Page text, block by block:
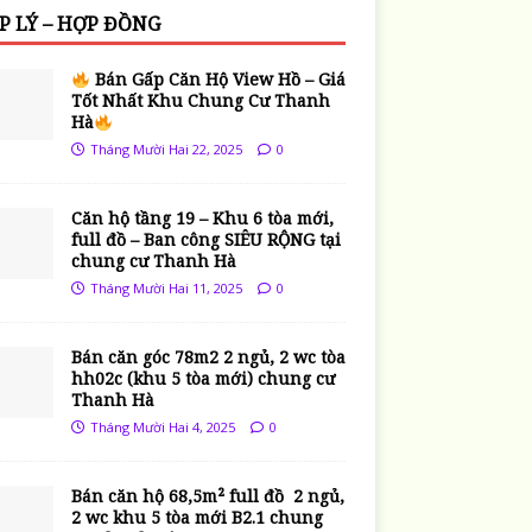
LÝ – HỢP ĐỒNG
Bán Gấp Căn Hộ View Hồ – Giá
Tốt Nhất Khu Chung Cư Thanh
Hà
Tháng Mười Hai 22, 2025 0
Căn hộ tầng 19 – Khu 6 tòa mới,
full đồ – Ban công SIÊU RỘNG tại
chung cư Thanh Hà
Tháng Mười Hai 11, 2025 0
Bán căn góc 78m2 2 ngủ, 2 wc tòa
hh02c (khu 5 tòa mới) chung cư
Thanh Hà
Tháng Mười Hai 4, 2025 0
Bán căn hộ 68,5m² full đồ 2 ngủ,
2 wc khu 5 tòa mới B2.1 chung